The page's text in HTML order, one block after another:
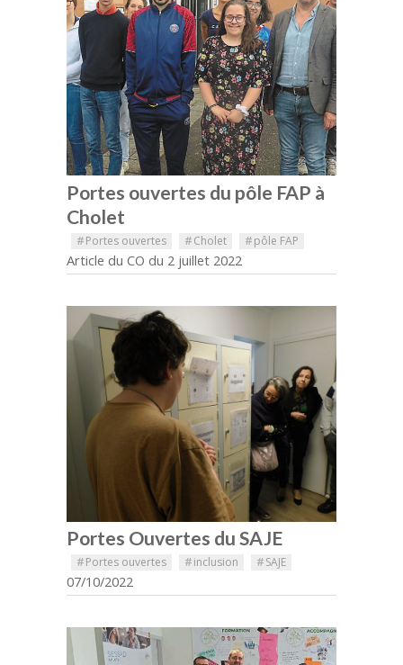
Portes ouvertes du pôle FAP à
Cholet
#Portes ouvertes #Cholet #pôle FAP
Article du CO du 2 juillet 2022
Portes Ouvertes du SAJE
#Portes ouvertes #inclusion #SAJE
07/10/2022